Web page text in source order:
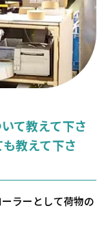
て教えて下さ
教えて下さ
ラーとして荷物の